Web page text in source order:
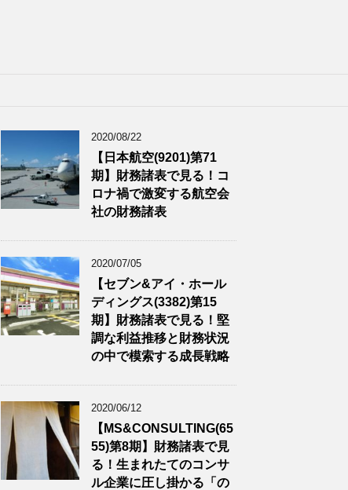
2020/08/22
【日本航空(9201)第71
期】財務諸表で見る！コ
ロナ禍で激変する航空会
社の財務諸表
2020/07/05
【セブン&アイ・ホール
ディングス(3382)第15
期】財務諸表で見る！堅
調な利益推移と財務状況
の中で模索する成長戦略
2020/06/12
【MS&CONSULTING(65
55)第8期】財務諸表で見
る！生まれたてのコンサ
ル企業に圧し掛かる「の